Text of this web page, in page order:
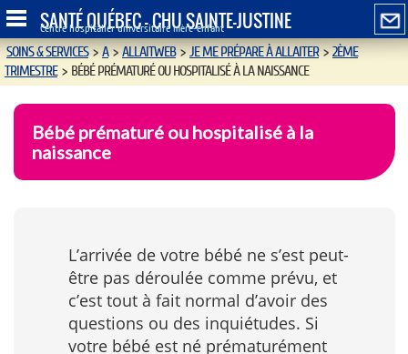
SANTÉ QUÉBEC - CHU SAINTE-JUSTINE
Centre hospitalier universitaire mère-enfant
SOINS & SERVICES>A>ALLAITWEB>JE ME PRÉPARE À ALLAITER>2ÈME
TRIMESTRE > BÉBÉ PRÉMATURÉ OU HOSPITALISÉ À LA NAISSANCE
Bébé prématuré ou hospitalisé à la
naissance
L’arrivée de votre bébé ne s’est peut-
être pas déroulée comme prévu, et
c’est tout à fait normal d’avoir des
questions ou des inquiétudes. Si
votre bébé est né prématurément